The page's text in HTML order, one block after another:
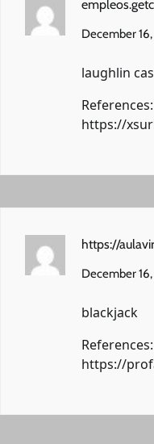
December
laughlin
References:
https://
https://
December
blackjack
References:
https://